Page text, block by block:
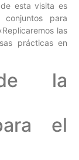
esta visita es
para
las
prácticas en
de la
el